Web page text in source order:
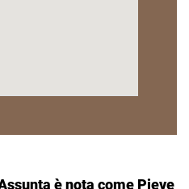
è nota come Pieve